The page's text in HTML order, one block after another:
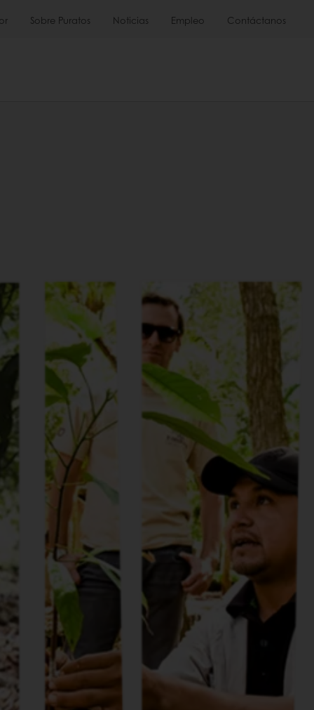
Sobre Puratos Noticias Empleo Contáctanos